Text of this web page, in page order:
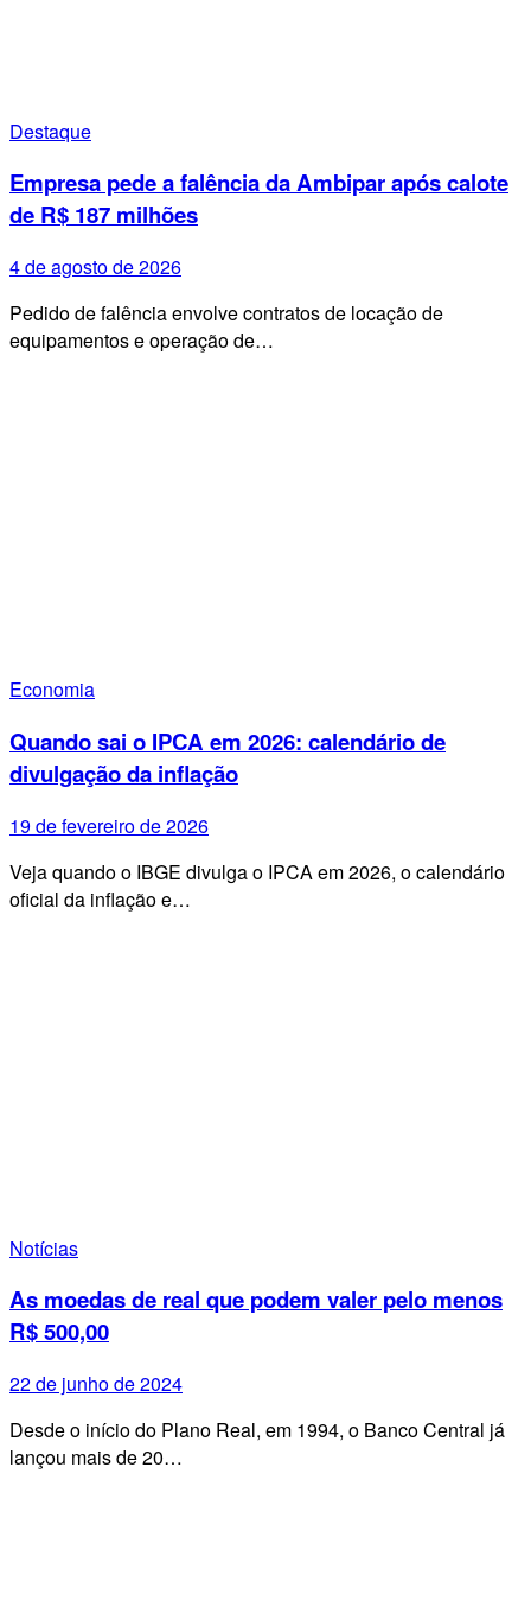
Destaque
Empresa pede a falência da Ambipar após calote
de R$ 187 milhões
4 de agosto de 2026
Pedido de falência envolve contratos de locação de
equipamentos e operação de…
Economia
Quando sai o IPCA em 2026: calendário de
divulgação da inflação
19 de fevereiro de 2026
Veja quando o IBGE divulga o IPCA em 2026, o calendário
oficial da inflação e…
Notícias
As moedas de real que podem valer pelo menos
R$ 500,00
22 de junho de 2024
Desde o início do Plano Real, em 1994, o Banco Central já
lançou mais de 20…